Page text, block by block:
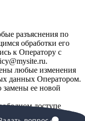
разъяснения по
обработки его
к Оператору с
любые изменения
данных Оператором.
замены ее новой
доступе
https://